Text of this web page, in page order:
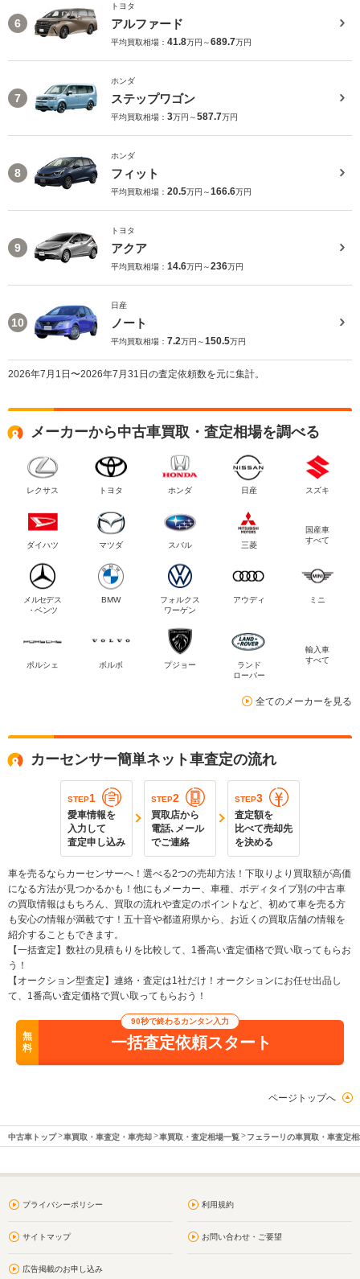
6
トヨタ
アルファード
平均買取相場： 41.8万円～689.7万円
7
ホンダ
ステップワゴン
平均買取相場： 3万円～587.7万円
8
ホンダ
フィット
平均買取相場： 20.5万円～166.6万円
9
トヨタ
アクア
平均買取相場： 14.6万円～236万円
10
日産
ノート
平均買取相場： 7.2万円～150.5万円
2026年7月1日〜2026年7月31日の査定依頼数を元に集計。
メーカーから中古車買取・査定相場を調べる
レクサス トヨタ ホンダ 日産 スズキ
ダイハツ マツダ スバル 三菱
国産車
すべて
メルセデス
・ベンツ
BMW
フォルクス
ワーゲン
アウディ ミニ
ポルシェ ボルボ プジョー
ランド
ローバー
輸入車
すべて
全てのメーカーを見る
カーセンサー簡単ネット車査定の流れ
STEP1
愛車情報を
入力して
査定申し込み
STEP2
買取店から
電話､メール
でご連絡
STEP3
査定額を
比べて売却先
を決める
車を売るならカーセンサーへ！選べる2つの売却方法！下取りより買取額が高価
になる方法が見つかるかも！他にもメーカー、車種、ボディタイプ別の中古車
の買取情報はもちろん、買取の流れや査定のポイントなど、初めて車を売る方
も安心の情報が満載です！五十音や都道府県から、お近くの買取店舗の情報を
紹介することもできます。
【一括査定】数社の見積もりを比較して、1番高い査定価格で買い取ってもらお
う！
【オークション型査定】連絡・査定は1社だけ！オークションにお任せ出品し
て、1番高い査定価格で買い取ってもらおう！
無
料
90秒で終わるカンタン入力
一括査定依頼スタート
ページトップへ
中古車トップ 車買取・車査定・車売却 車買取・査定相場一覧 フェラーリの車買取・車査定
プライバシーポリシー 利用規約
サイトマップ お問い合わせ・ご要望
広告掲載のお申し込み